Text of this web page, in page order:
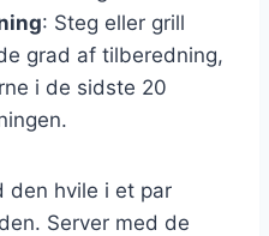
: Steg eller grill
grad af tilberedning,
i de sidste 20
hvile i et par
Server med de